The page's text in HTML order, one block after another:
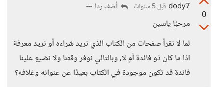
0
dody7 قبل 5 سنوات أضف ردا
مرحبًا ياسين
لما لا نقرأ صفحات من الكتاب الذي نريد شراءه أو نريد معرفة
اذا ما كان ذو فائدة أم لا، وبالتالي نوفر وقتنا ولا نضيع علينا
فائدة قد تكون موجودة في الكتاب بعيدًا عن عنوانه وغلافه؟